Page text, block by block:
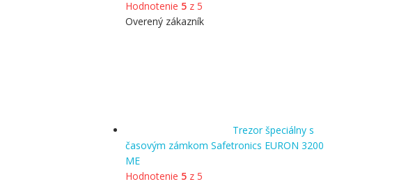
Hodnotenie 5 z 5
Overený zákazník
Trezor špeciálny s
časovým zámkom Safetronics EURON 3200
ME
Hodnotenie 5 z 5